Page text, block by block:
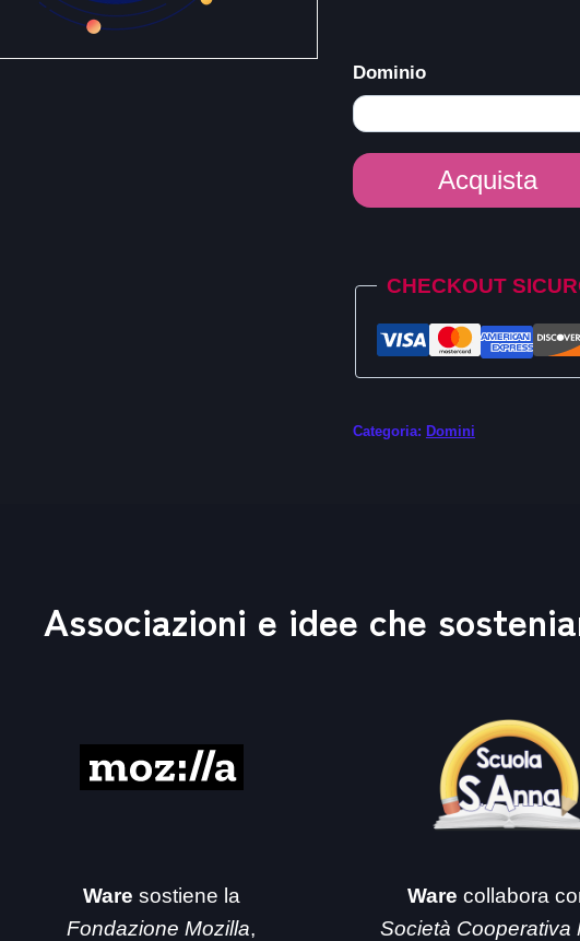
Dominio
Dominio
.pictures
Acquista
CHECKOUT
Categoria: Domini
Associazioni e idee che
Ware sostiene la
Fondazione Mozilla,
Ware collabora
Società Cooperativa